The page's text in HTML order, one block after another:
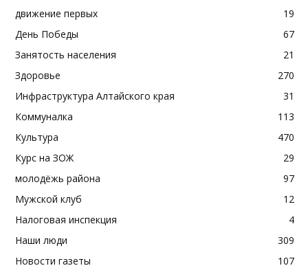
движение первых
19
День Победы
67
Занятость населения
21
Здоровье
270
Инфраструктура Алтайского края
31
Коммуналка
113
Культура
470
Курс на ЗОЖ
29
молодёжь района
97
Мужской клуб
12
Налоговая инспекция
4
Наши люди
309
Новости газеты
107